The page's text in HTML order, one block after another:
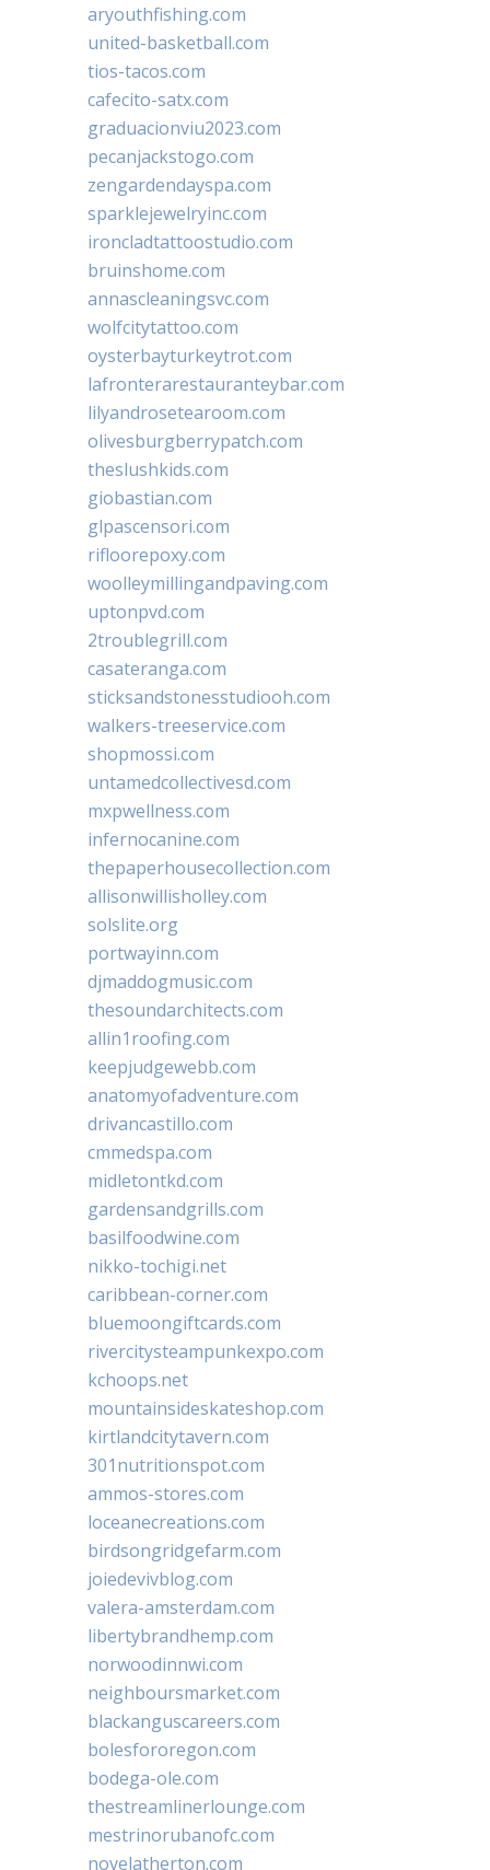
aryouthfishing.com
united-basketball.com
tios-tacos.com
cafecito-satx.com
graduacionviu2023.com
pecanjackstogo.com
zengardendayspa.com
sparklejewelryinc.com
ironcladtattoostudio.com
bruinshome.com
annascleaningsvc.com
wolfcitytattoo.com
oysterbayturkeytrot.com
lafronterarestauranteybar.com
lilyandrosetearoom.com
olivesburgberrypatch.com
theslushkids.com
giobastian.com
glpascensori.com
rifloorepoxy.com
woolleymillingandpaving.com
uptonpvd.com
2troublegrill.com
casateranga.com
sticksandstonesstudiooh.com
walkers-treeservice.com
shopmossi.com
untamedcollectivesd.com
mxpwellness.com
infernocanine.com
thepaperhousecollection.com
allisonwillisholley.com
solslite.org
portwayinn.com
djmaddogmusic.com
thesoundarchitects.com
allin1roofing.com
keepjudgewebb.com
anatomyofadventure.com
drivancastillo.com
cmmedspa.com
midletontkd.com
gardensandgrills.com
basilfoodwine.com
nikko-tochigi.net
caribbean-corner.com
bluemoongiftcards.com
rivercitysteampunkexpo.com
kchoops.net
mountainsideskateshop.com
kirtlandcitytavern.com
301nutritionspot.com
ammos-stores.com
loceanecreations.com
birdsongridgefarm.com
joiedevivblog.com
valera-amsterdam.com
libertybrandhemp.com
norwoodinnwi.com
neighboursmarket.com
blackanguscareers.com
bolesfororegon.com
bodega-ole.com
thestreamlinerlounge.com
mestrinorubanofc.com
novelatherton.com